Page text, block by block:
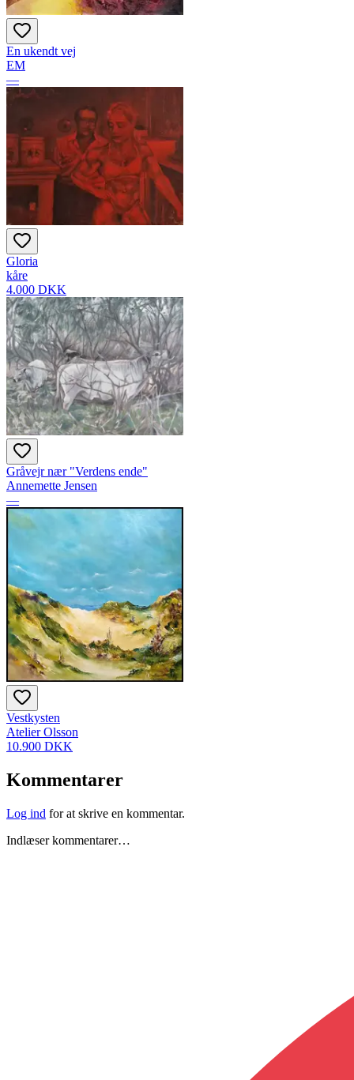
En ukendt vej
EM
—
Gloria
kåre
4.000 DKK
Gråvejr nær "Verdens ende"
Annemette Jensen
—
Vestkysten
Atelier Olsson
10.900 DKK
Kommentarer
Log ind for at skrive en kommentar.
Indlæser kommentarer…